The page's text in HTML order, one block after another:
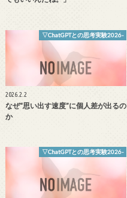
▽ChatGPTとの思考実験2026-
2026.2.2
なぜ“思い出す速度”に個人差が出るの
か
▽ChatGPTとの思考実験2026-